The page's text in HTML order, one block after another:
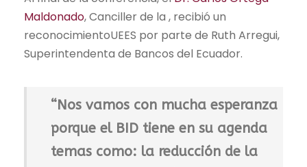
Maldonado, Canciller de la , recibió un
reconocimientoUEES por parte de Ruth Arregui,
Superintendenta de Bancos del Ecuador.
“Nos vamos con mucha esperanza
porque el BID tiene en su agenda
temas como: la reducción de la